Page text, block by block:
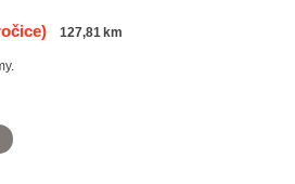
127,81 km